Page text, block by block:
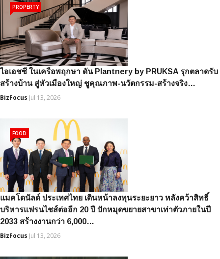
ไอเอชซี ในเครือพฤกษา ดัน Plantnery by PRUKSA รุกตลาดรับ
สร้างบ้าน สู่หัวเมืองใหญ่ ชูคุณภาพ-นวัตกรรม-สร้างจริง…
BizFocus Jul 13, 2026
PROPERTY
แมคโดนัลด์ ประเทศไทย เดินหน้าลงทุนระยะยาว หลังคว้าสิทธิ์
บริหารแฟรนไชส์ต่ออีก 20 ปี ปักหมุดขยายสาขาเท่าตัวภายในปี
2033 สร้างงานกว่า 6,000…
BizFocus Jul 13, 2026
FOOD